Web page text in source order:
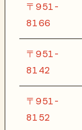
〒951-
8166
〒951-
8142
〒951-
8152